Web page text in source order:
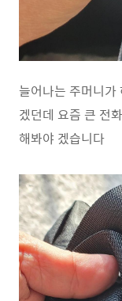
늘어나는 주머니가
겠던데 요즘 큰 전
해봐야 겠습니다